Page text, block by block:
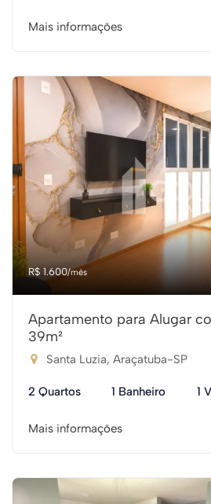
Mais informações
R$ 1.600/mês
Apartamento para Alugar
39m²
Santa Luzia, Araçatuba-SP
2 Quartos 1 Banheiro 1
Mais informações